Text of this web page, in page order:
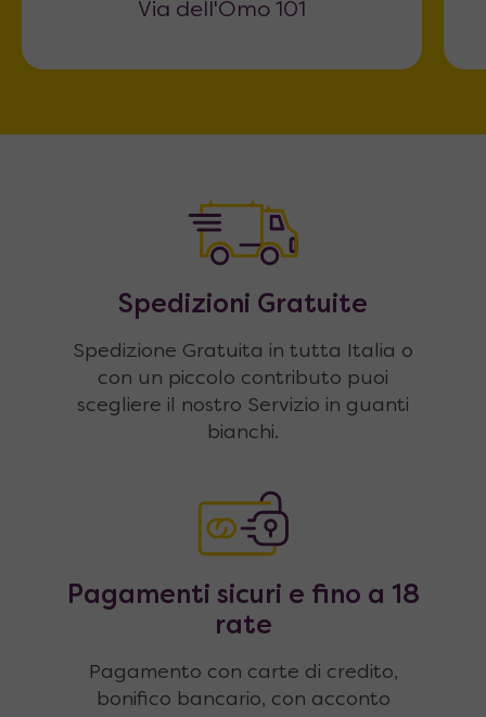
Via dell'Omo 101
Spedizioni Gratuite
Spedizione Gratuita in tutta Italia o
con un piccolo contributo puoi
scegliere il nostro Servizio in guanti
bianchi.
Pagamenti sicuri e fino a 18
rate
Pagamento con carte di credito,
bonifico bancario, con acconto